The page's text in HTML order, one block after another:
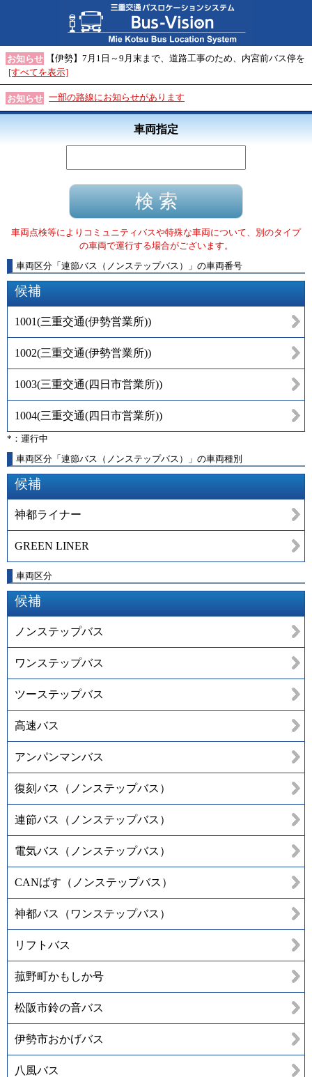
お知らせ
【伊勢】7月1日～9月末まで、道路工事のため、内宮前バス停を
[すべてを表示]
お知らせ 一部の路線にお知らせがあります
車両指定
車両点検等によりコミュニティバスや特殊な車両について、別のタイプ
の車両で運行する場合がございます。
車両区分 「 連節バス（ノンステップバス） 」 の車両番号
候補
1001(三重交通(伊勢営業所))
1002(三重交通(伊勢営業所))
1003(三重交通(四日市営業所))
1004(三重交通(四日市営業所))
*：運行中
車両区分「連節バス（ノンステップバス）」の車両種別
候補
神都ライナー
GREEN LINER
車両区分
候補
ノンステップバス
ワンステップバス
ツーステップバス
高速バス
アンパンマンバス
復刻バス（ノンステップバス）
連節バス（ノンステップバス）
電気バス（ノンステップバス）
CANばす（ノンステップバス）
神都バス（ワンステップバス）
リフトバス
菰野町かもしか号
松阪市鈴の音バス
伊勢市おかげバス
八風バス